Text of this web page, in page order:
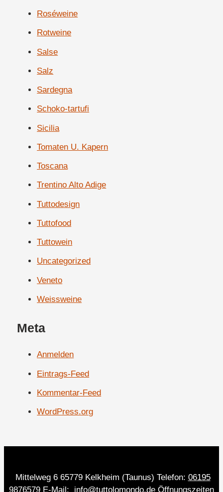
Roséweine
Rotweine
Salse
Salz
Sardegna
Schoko-tartufi
Sicilia
Tomaten U. Kapern
Toscana
Trentino Alto Adige
Tuttodesign
Tuttofood
Tuttowein
Uncategorized
Veneto
Weissweine
Meta
Anmelden
Eintrags-Feed
Kommentar-Feed
WordPress.org
Mittelweg 6 65779 Kelkheim (Taunus) Telefon: 06195
9876579 E-Mail: info@tuttolomondo.de Öffnungszeiten